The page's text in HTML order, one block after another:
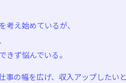
考え始めているが、
きず悩んでいる。
事の幅を広げ、収入アップしたいと